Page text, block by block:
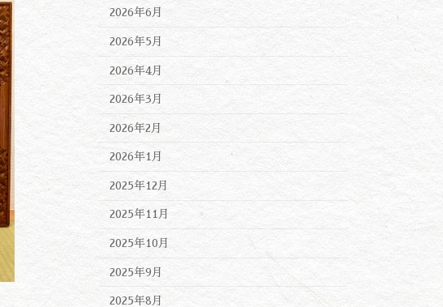
2026年6月
2026年5月
2026年4月
2026年3月
2026年2月
2026年1月
2025年12月
2025年11月
2025年10月
2025年9月
2025年8月